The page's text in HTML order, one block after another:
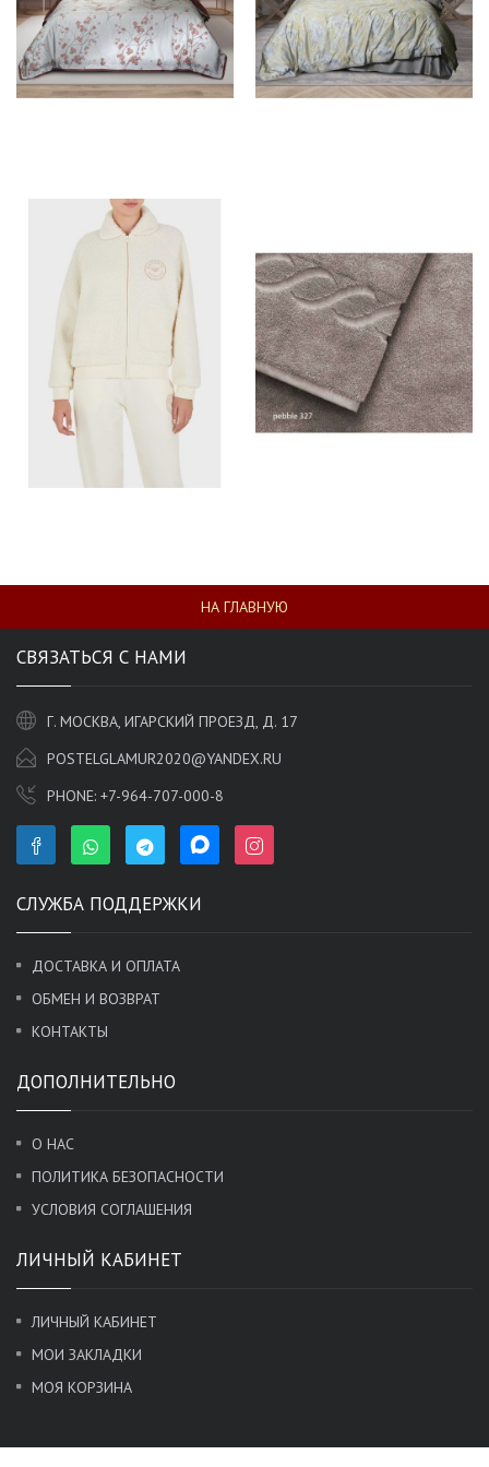
НА ГЛАВНУЮ
СВЯЗАТЬСЯ С НАМИ
Г. МОСКВА, ИГАРСКИЙ ПРОЕЗД, Д. 17
POSTELGLAMUR2020@YANDEX.RU
PHONE: +7-964-707-000-8
СЛУЖБА ПОДДЕРЖКИ
ДОСТАВКА И ОПЛАТА
ОБМЕН И ВОЗВРАТ
КОНТАКТЫ
ДОПОЛНИТЕЛЬНО
О НАС
ПОЛИТИКА БЕЗОПАСНОСТИ
УСЛОВИЯ СОГЛАШЕНИЯ
ЛИЧНЫЙ КАБИНЕТ
ЛИЧНЫЙ КАБИНЕТ
МОИ ЗАКЛАДКИ
МОЯ КОРЗИНА